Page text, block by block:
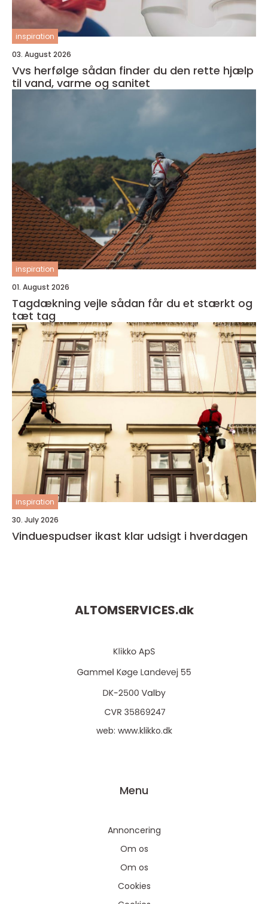
inspiration
03. August 2026
Vvs herfølge sådan finder du den rette hjælp
til vand, varme og sanitet
inspiration
01. August 2026
Tagdækning vejle sådan får du et stærkt og
tæt tag
inspiration
30. July 2026
Vinduespudser ikast klar udsigt i hverdagen
ALTOMSERVICES.dk
web: www.klikko.dk
Menu
Annoncering
Om os
Om os
Cookies